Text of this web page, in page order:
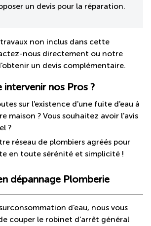
un devis pour la réparation.
non inclus dans cette
nous directement ou notre
un devis complémentaire.
intervenir nos Pros ?
sur l'existence d'une fuite d'eau à
maison ? Vous souhaitez avoir l'avis
?
réseau de plombiers agréés pour
en toute sérénité et simplicité !
dépannage Plomberie
d'eau, nous vous
couper le robinet d'arrêt général